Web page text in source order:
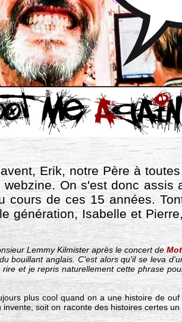
Erik, notre Père à
On s'est donc
cours de ces 15 années.
génération, Isabelle et
Lemmy Kilmister après le concert de
bouillant anglais. C'est alors qu'il se leva
et je repris naturellement cette phrase
plus cool quand on a une histoire de
soit on raconte des histoires certes